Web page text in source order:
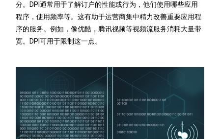
分。DPI通常用于了解订户的性能或行为，他们使用哪些应用
程序，使用频率等。这有助于运营商集中精力改善重要应用程
序的服务。例如，像优酷，腾讯视频等视频流服务消耗大量带
宽。DPI可用于限制这一点。